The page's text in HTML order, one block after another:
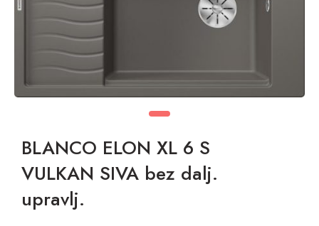
BLANCO ELON XL 6 S
VULKAN SIVA bez dalj.
upravlj.